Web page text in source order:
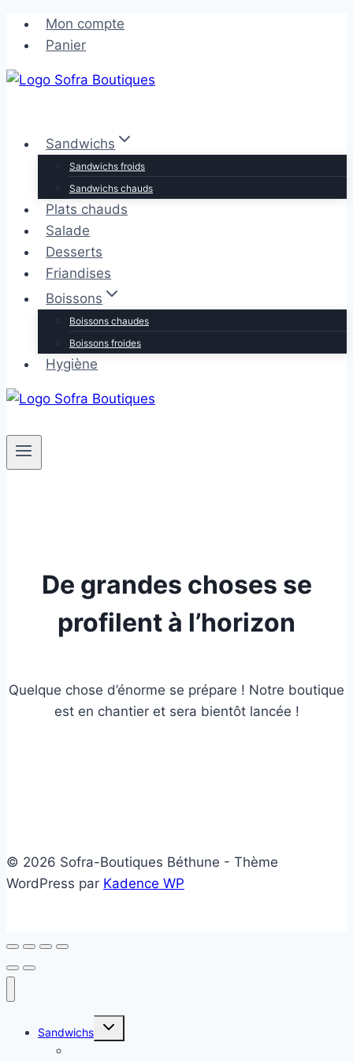
Aller
contenu
Aller
contenu
Mon compte
Panier
Sandwichs
Sandwichs froids
Sandwichs chauds
Plats chauds
Salade
Desserts
Friandises
Boissons
Boissons chaudes
Boissons froides
Hygiène
De grandes choses se
profilent à l’horizon
Quelque chose d’énorme se prépare ! Notre boutique
est en chantier et sera bientôt lancée !
© 2026 Sofra-Boutiques Béthune - Thème
WordPress par Kadence WP
Sandwichs
Ouvrir/fermer